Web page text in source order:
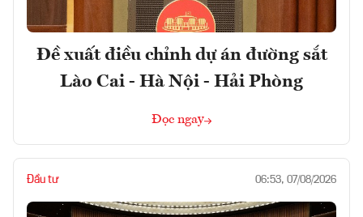
Đề xuất điều chỉnh dự án đường sắt
Lào Cai - Hà Nội - Hải Phòng
Đọc ngay
Đầu tư 06:53, 07/08/2026